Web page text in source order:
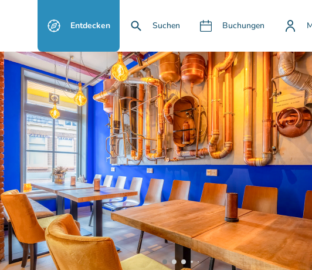
Entdecken Suchen Buchungen